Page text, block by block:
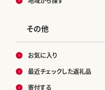
その他
お気に入り
最近チェックした返礼品
寄付する